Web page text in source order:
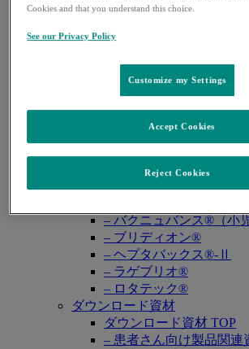
– 糖尿病 TOP
麻酔
WEB講演会・学会
Open
submenu
WEB講演会
学会共催セミナー
Open
submenu
資材注文 TOP
– バクニュバンス®（小児
– ブリディオン®
– ヘプタバックス®-Ⅱ
– ラゲブリオ®
– ロタテック®
ダウンロード資材
ダウンロード資材 TOP
– 患者さん向け製品関連
Cookies and that you understand this choice.
See our Privacy Policy
Customize my Settings
Reject Cookies
Accept Cookies